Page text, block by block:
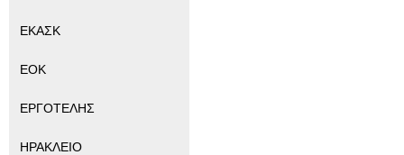
ΕΚΑΣΚ
ΕΟΚ
ΕΡΓΟΤΕΛΗΣ
ΗΡΑΚΛΕΙΟ